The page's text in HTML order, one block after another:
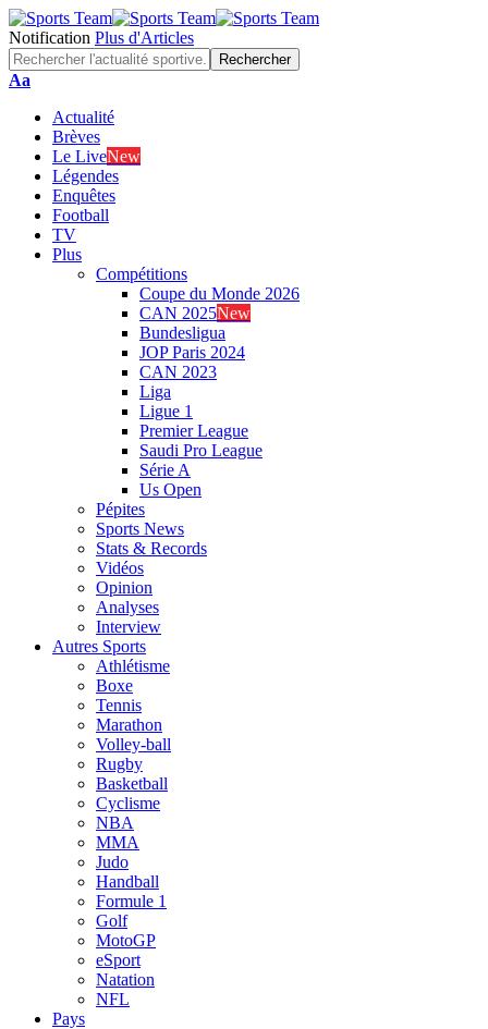
Notification Plus d'Articles
Font
Aa
Actualité
Brèves
Le LiveNew
Légendes
Enquêtes
Football
TV
Plus
Compétitions
Coupe du Monde 2026
CAN 2025New
Bundesligua
JOP Paris 2024
CAN 2023
Liga
Ligue 1
Premier League
Saudi Pro League
Série A
Us Open
Pépites
Sports News
Stats & Records
Vidéos
Opinion
Analyses
Interview
Autres Sports
Athlétisme
Boxe
Tennis
Marathon
Volley-ball
Rugby
Basketball
Cyclisme
NBA
MMA
Judo
Handball
Formule 1
Golf
MotoGP
eSport
Natation
NFL
Pays